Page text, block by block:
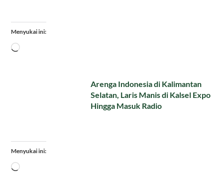
Menyukai ini:
Memuat...
Arenga Indonesia di Kalimantan
Selatan, Laris Manis di Kalsel Expo
Hingga Masuk Radio
Menyukai ini:
Memuat...